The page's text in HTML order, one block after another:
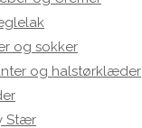
og sokker
og halstørklæder
Stær